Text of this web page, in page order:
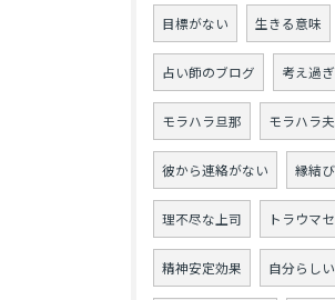
目標がない 生きる意味
占い師のブログ 考え過
モラハラ旦那 モラハラ夫
彼から連絡がない 縁結
理不尽な上司 トラウマ
精神安定効果 自分らし